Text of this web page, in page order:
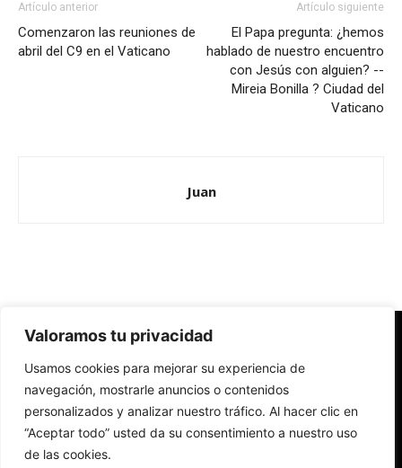
Valoramos tu privacidad
Usamos cookies para mejorar su experiencia de
navegación, mostrarle anuncios o contenidos
personalizados y analizar nuestro tráfico. Al hacer clic en
“Aceptar todo” usted da su consentimiento a nuestro uso
de las cookies.
Artículo anterior
Comenzaron las reuniones de
abril del C9 en el Vaticano
Artículo siguiente
El Papa pregunta: ¿hemos
hablado de nuestro encuentro
con Jesús con alguien? --
Mireia Bonilla ? Ciudad del
Vaticano
Juan
Redes Cristianas
Una mirada alternativa sobre la Iglesia católica y la sociedad
- Colectivos de Redes Cristianas